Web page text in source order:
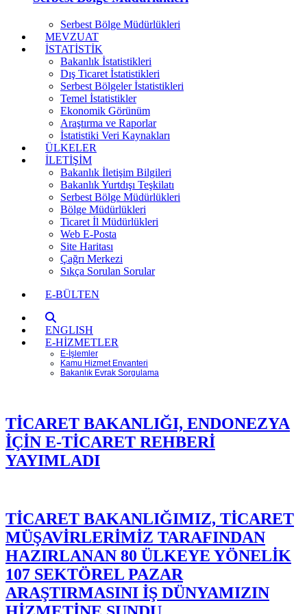
Serbest Bölge Müdürlükleri
MEVZUAT
İSTATİSTİK
Bakanlık İstatistikleri
Dış Ticaret İstatistikleri
Serbest Bölgeler İstatistikleri
Temel İstatistikler
Ekonomik Görünüm
Araştırma ve Raporlar
İstatistiki Veri Kaynakları
ÜLKELER
İLETİŞİM
Bakanlık İletişim Bilgileri
Bakanlık Yurtdışı Teşkilatı
Serbest Bölge Müdürlükleri
Bölge Müdürlükleri
Ticaret İl Müdürlükleri
Web E-Posta
Site Haritası
Çağrı Merkezi
Sıkça Sorulan Sorular
E-BÜLTEN
ENGLISH
E-HİZMETLER
E-İşlemler
Kamu Hizmet Envanteri
Bakanlık Evrak Sorgulama
TİCARET BAKANLIĞI, ENDONEZYA
İÇİN E-TİCARET REHBERİ
YAYIMLADI
TİCARET BAKANLIĞIMIZ, TİCARET
MÜŞAVİRLERİMİZ TARAFINDAN
HAZIRLANAN 80 ÜLKEYE YÖNELİK
107 SEKTÖREL PAZAR
ARAŞTIRMASINI İŞ DÜNYAMIZIN